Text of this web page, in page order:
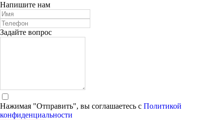
Напишите нам
Задайте вопрос
Нажимая "Отправить", вы соглашаетесь с Политикой
конфиденциальности